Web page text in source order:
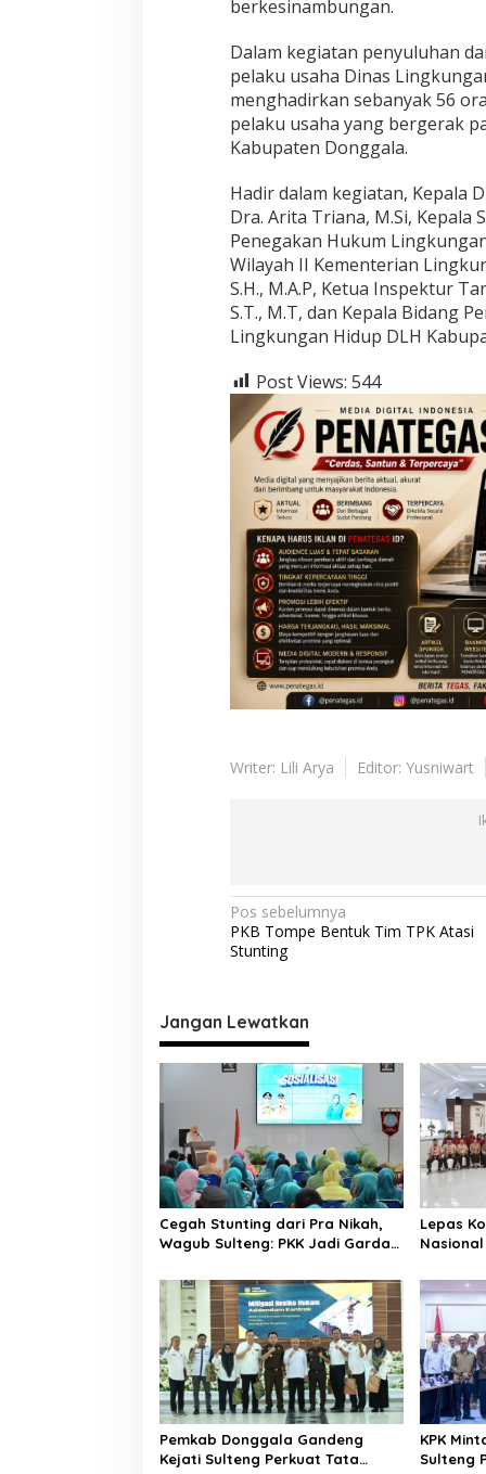
berkesinambungan.
Dalam kegiatan penyuluhan
pelaku usaha Dinas
menghadirkan sebanyak 56
pelaku usaha yang bergerak
Kabupaten Donggala.
Hadir dalam kegiatan, Kepala
Dra. Arita Triana, M.Si, Kepala
Penegakan Hukum
Wilayah II Kementerian
S.H., M.A.P, Ketua Inspektur
S.T., M.T, dan Kepala Bidang
Lingkungan Hidup DLH
Post Views: 544
Writer: Lili Arya Editor: Yusniwart
N
a
i
g
a
s
i
p
o
s
Pos sebelumnya
PKB Tompe Bentuk Tim TPK Atasi
Stunting
Jangan Lewatkan
Cegah Stunting dari Pra Nikah,
Wagub Sulteng: PKK Jadi Garda
Emas
Lepas
Daerah
Pemkab Donggala Gandeng
Kejati Sulteng Perkuat Tata
KPK
Sulteng